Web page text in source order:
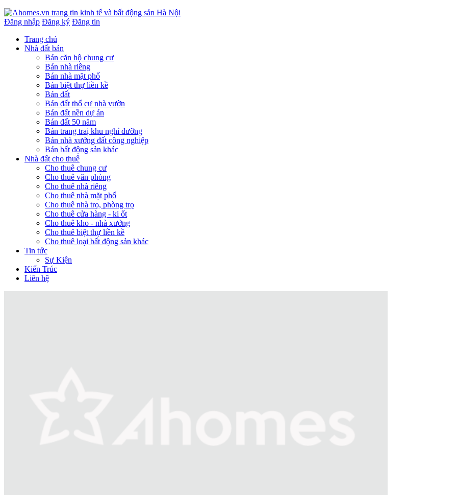
Đăng nhập Đăng ký Đăng tin
Trang chủ
Nhà đất bán
Bán căn hộ chung cư
Bán nhà riêng
Bán nhà mặt phố
Bán biệt thự liền kề
Bán đất
Bán đất thổ cư nhà vườn
Bán đất nền dự án
Bán đất 50 năm
Bán trang traị khu nghỉ dưỡng
Bán nhà xưởng đất công nghiệp
Bán bất động sản khác
Nhà đất cho thuê
Cho thuê chung cư
Cho thuê văn phòng
Cho thuê nhà riêng
Cho thuê nhà mặt phố
Cho thuê nhà trọ, phòng trọ
Cho thuê cửa hàng - ki ốt
Cho thuê kho - nhà xưởng
Cho thuê biệt thự liền kề
Cho thuê loại bất động sản khác
Tin tức
Sự Kiện
Kiến Trúc
Liên hệ